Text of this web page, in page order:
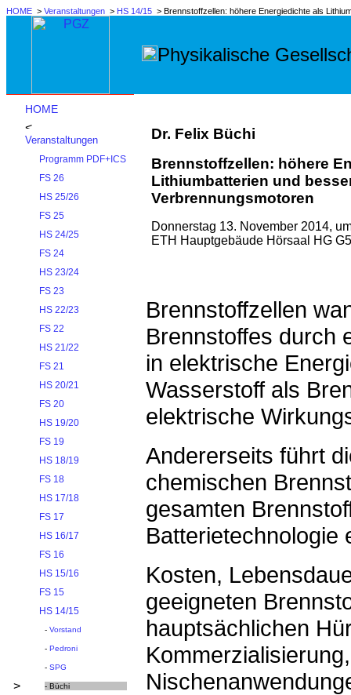
HOME > Veranstaltungen > HS 14/15 > Brennstoffzellen: höhere Energiedichte als
Physikalische
HOME
Veranstaltungen
Programm PDF+ICS
FS 26
HS 25/26
FS 25
HS 24/25
FS 24
HS 23/24
FS 23
HS 22/23
FS 22
HS 21/22
FS 21
HS 20/21
FS 20
HS 19/20
FS 19
HS 18/19
FS 18
HS 17/18
FS 17
HS 16/17
FS 16
HS 15/16
FS 15
HS 14/15
- Vorstand
- Pedroni
- SPG
> - Büchi
Dr. Felix Büchi
Brennstoffzellen: höhere
Lithiumbatterien und
Verbrennungsmotoren
Donnerstag 13. November 2014,
ETH Hauptgebäude Hörsaal HG
Brennstoffzellen
Brennstoffes durch
in elektrische
Wasserstoff als
elektrische
Andererseits führt
chemischen
gesamten
Batterietechnologie
Kosten,
geeigneten
hauptsächlichen